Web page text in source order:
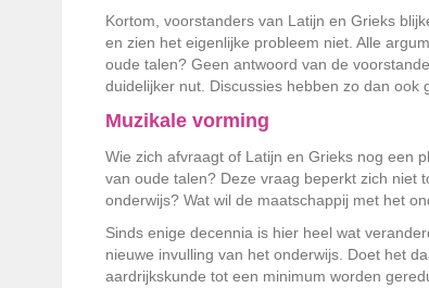
Kortom, voorstanders van Latijn en Grieks
en zien het eigenlijke probleem niet. Alle
oude talen? Geen antwoord van de
duidelijker nut. Discussies hebben zo dan ook
Muzikale vorming
Wie zich afvraagt of Latijn en Grieks nog een
van oude talen? Deze vraag beperkt zich niet
onderwijs? Wat wil de maatschappij met het
Sinds enige decennia is hier heel wat
nieuwe invulling van het onderwijs. Doet het
aardrijkskunde tot een minimum worden